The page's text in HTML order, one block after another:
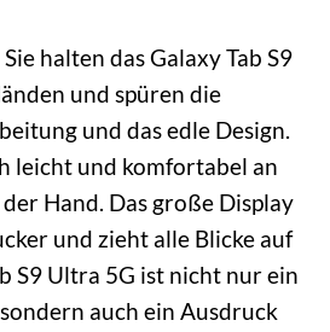
halten das Galaxy Tab S9
und spüren die
und das edle Design.
leicht und komfortabel an
Hand. Das große Display
und zieht alle Blicke auf
S9 Ultra 5G ist nicht nur ein
auch ein Ausdruck